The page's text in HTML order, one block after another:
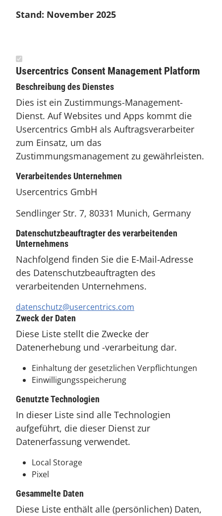
Stand: November 2025
Usercentrics Consent Management Platform
Beschreibung des Dienstes
Dies ist ein Zustimmungs-Management-
Dienst. Auf Websites und Apps kommt die
Usercentrics GmbH als Auftragsverarbeiter
zum Einsatz, um das
Zustimmungsmanagement zu gewährleisten.
Verarbeitendes Unternehmen
Usercentrics GmbH
Sendlinger Str. 7, 80331 Munich, Germany
Datenschutzbeauftragter des verarbeitenden
Unternehmens
Nachfolgend finden Sie die E-Mail-Adresse
des Datenschutzbeauftragten des
verarbeitenden Unternehmens.
datenschutz@usercentrics.com
Zweck der Daten
Diese Liste stellt die Zwecke der
Datenerhebung und -verarbeitung dar.
Einhaltung der gesetzlichen Verpflichtungen
Einwilligungsspeicherung
Genutzte Technologien
In dieser Liste sind alle Technologien
aufgeführt, die dieser Dienst zur
Datenerfassung verwendet.
Local Storage
Pixel
Gesammelte Daten
Diese Liste enthält alle (persönlichen) Daten,